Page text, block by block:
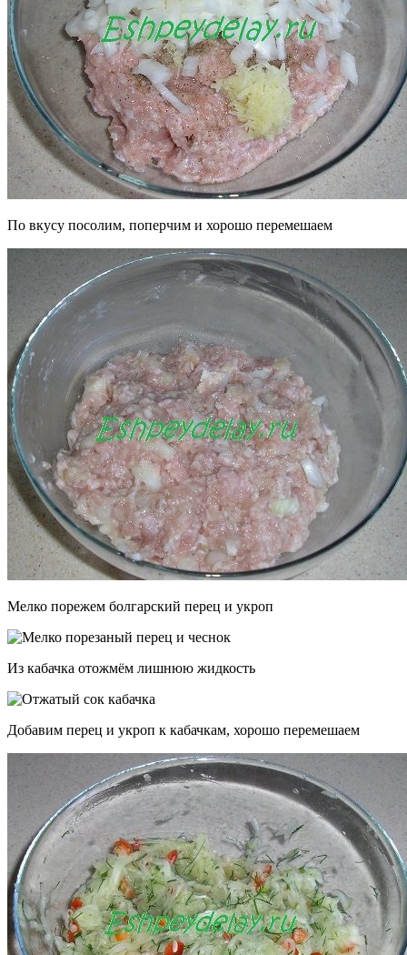
По вкусу посолим, поперчим и хорошо перемешаем
Мелко порежем болгарский перец и укроп
Из кабачка отожмём лишнюю жидкость
Добавим перец и укроп к кабачкам, хорошо перемешаем